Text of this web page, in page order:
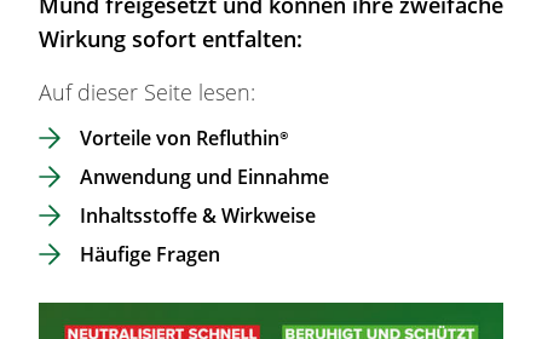
Wirkung sofort entfalten:
Auf dieser Seite lesen:
Vorteile von Refluthin®
Anwendung und Einnahme
Inhaltsstoffe & Wirkweise
Häufige Fragen